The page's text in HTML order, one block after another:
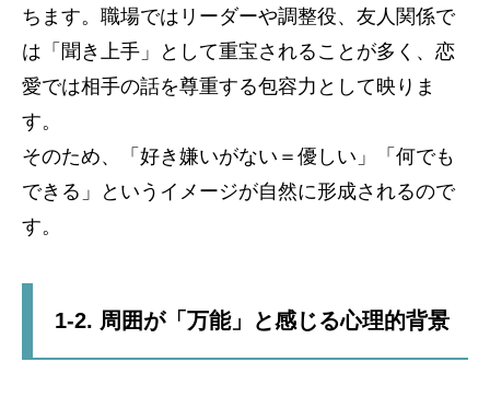
ちます。職場ではリーダーや調整役、友人関係で
は「聞き上手」として重宝されることが多く、恋
愛では相手の話を尊重する包容力として映りま
す。
そのため、「好き嫌いがない＝優しい」「何でも
できる」というイメージが自然に形成されるので
す。
1-2. 周囲が「万能」と感じる心理的背景